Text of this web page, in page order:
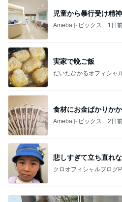
児童から暴行受け精
Amebaトピックス 1日
実家で晩ご飯
だいたひかるオフィシャ
食材にお金ばかりか
Amebaトピックス 2日
悲しすぎて立ち直れな
クロオフィシャルブログ